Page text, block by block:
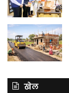
खेल